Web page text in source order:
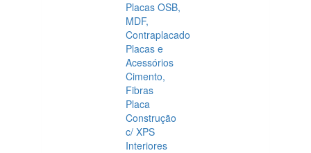
Placas OSB,
MDF,
Contraplacado
Placas e
Acessórios
Cimento,
Fibras
Placa
Construção
c/ XPS
Interiores